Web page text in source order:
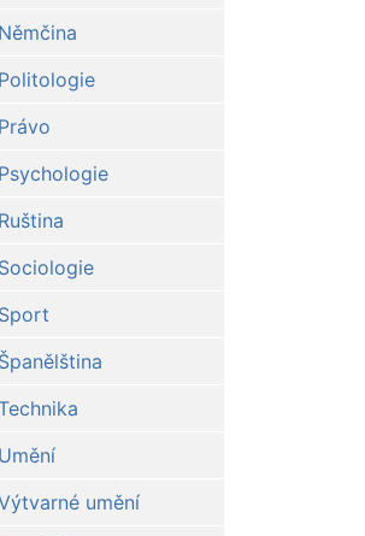
Němčina
Politologie
Právo
Psychologie
Ruština
Sociologie
Sport
Španělština
Umění
umění